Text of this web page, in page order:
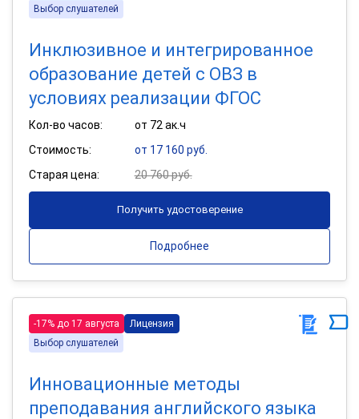
Выбор слушателей
Инклюзивное и интегрированное
образование детей с ОВЗ в
условиях реализации ФГОС
Кол-во часов:
от 72 ак.ч
Стоимость:
от 17 160 руб.
Старая цена:
20 760 руб.
Получить удостоверение
Подробнее
-17% до 17 августа
Лицензия
Выбор слушателей
Инновационные методы
преподавания английского языка